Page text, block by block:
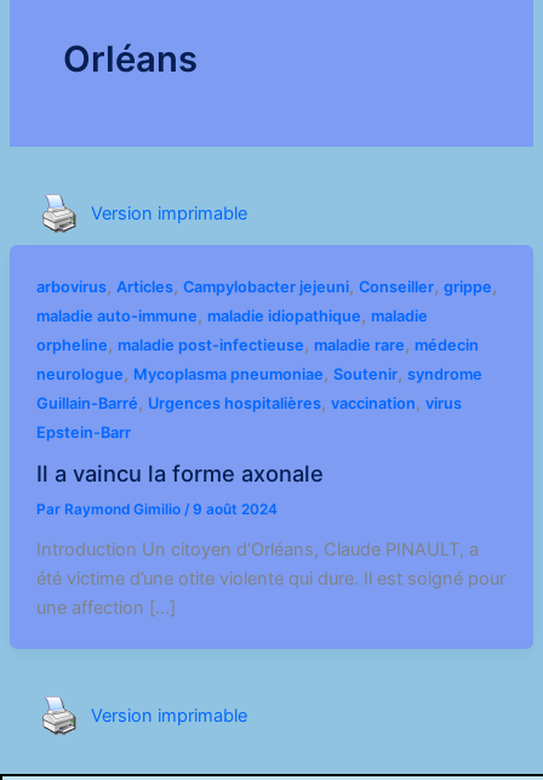
Orléans
Version imprimable
arbovirus, Articles, Campylobacter jejeuni, Conseiller, grippe,
maladie auto-immune, maladie idiopathique, maladie
orpheline, maladie post-infectieuse, maladie rare, médecin
neurologue, Mycoplasma pneumoniae, Soutenir, syndrome
Guillain-Barré, Urgences hospitalières, vaccination, virus
Epstein-Barr
Il a vaincu la forme axonale
Par Raymond Gimilio / 9 août 2024
Introduction Un citoyen d’Orléans, Claude PINAULT, a
été victime d’une otite violente qui dure. Il est soigné pour
une affection […]
Version imprimable